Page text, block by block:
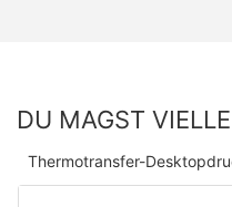
DU MAGST
Thermotransfer-